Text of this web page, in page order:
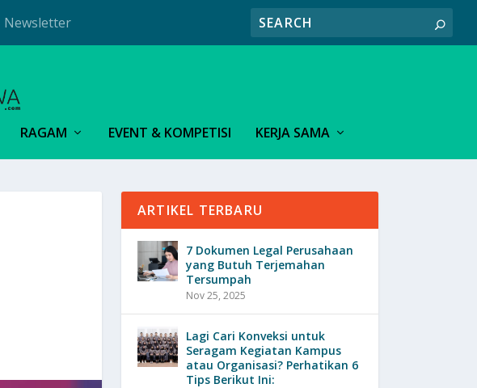
Newsletter
RAGAM EVENT & KOMPETISI KERJA SAMA
ARTIKEL TERBARU
7 Dokumen Legal Perusahaan
yang Butuh Terjemahan
Tersumpah
Nov 25, 2025
Lagi Cari Konveksi untuk
Seragam Kegiatan Kampus
atau Organisasi? Perhatikan 6
Tips Berikut Ini: